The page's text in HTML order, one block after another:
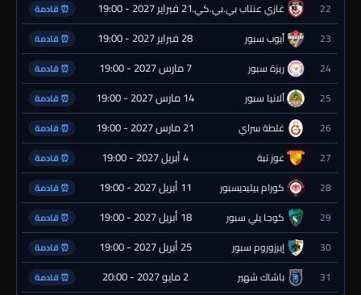
22 غازي عنتاب بي.بي.كي.21 فبراير 2027 - 19:00 ⏰ قادمة
23 أيوب سبور 28 فبراير 2027 - 19:00 ⏰ قادمة
24 ريزة سبور 7 مارس 2027 - 19:00 ⏰ قادمة
25 ألانيا سبور 14 مارس 2027 - 19:00 ⏰ قادمة
26 غلطة سراي 21 مارس 2027 - 19:00 ⏰ قادمة
27 غوز تبة 4 أبريل 2027 - 19:00 ⏰ قادمة
28 كورام بيليديسبور 11 أبريل 2027 - 19:00 ⏰ قادمة
29 كوجا يلي سبور 18 أبريل 2027 - 19:00 ⏰ قادمة
30 إيرزوروم سبور 25 أبريل 2027 - 19:00 ⏰ قادمة
31 باشاك شهير 2 مايو 2027 - 20:00 ⏰ قادمة